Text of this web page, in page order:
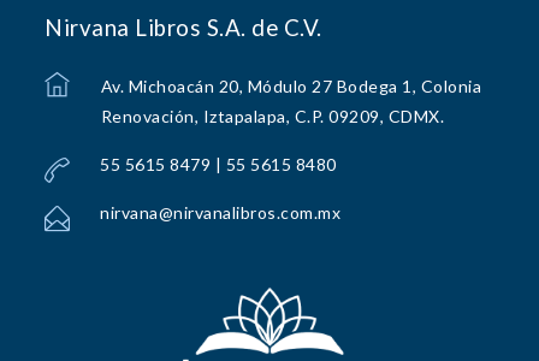
Nirvana Libros S.A. de C.V.
Av. Michoacán 20, Módulo 27 Bodega 1, Colonia
Renovación, Iztapalapa, C.P. 09209, CDMX.
55 5615 8479 | 55 5615 8480
nirvana@nirvanalibros.com.mx